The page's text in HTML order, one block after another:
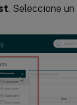
. Seleccione